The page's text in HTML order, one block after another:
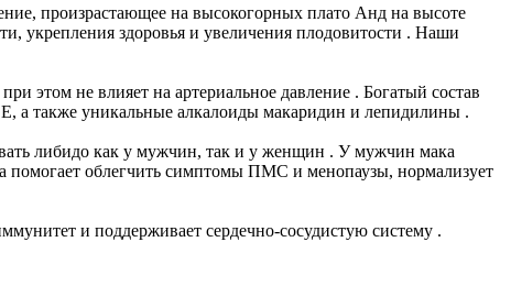
произрастающее на высокогорных плато Анд на высоте
укрепления здоровья и увеличения плодовитости . Наши
этом не влияет на артериальное давление . Богатый состав
а также уникальные алкалоиды макаридин и лепидилины .
либидо как у мужчин, так и у женщин . У мужчин мака
помогает облегчить симптомы ПМС и менопаузы, нормализует
и поддерживает сердечно-сосудистую систему .